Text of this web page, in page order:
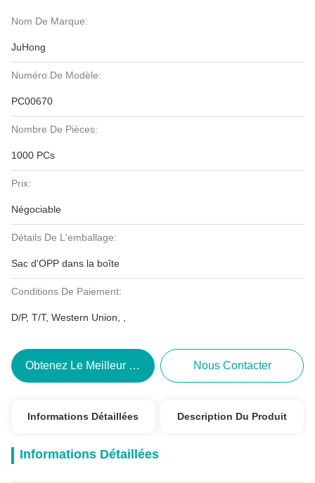
Nom De Marque:
JuHong
Numéro De Modèle:
PC00670
Nombre De Pièces:
1000 PCs
Prix:
Négociable
Détails De L'emballage:
Sac d'OPP dans la boîte
Conditions De Paiement:
D/P, T/T, Western Union, ,
Obtenez Le Meilleur Prix Nous Contacter
Informations Détaillées Description Du Produit
Informations Détaillées